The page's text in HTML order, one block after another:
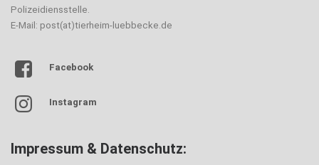
Polizeidiensstelle.
E-Mail: post(at)tierheim-luebbecke.de
Facebook
Instagram
Impressum & Datenschutz: